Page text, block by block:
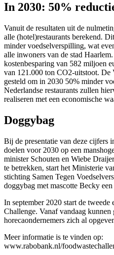
In 2030: 50%
Vanuit de resultaten uit de
alle (hotel)restaurants berekend.
minder voedselverspilling, wat
alle inwoners van de stad
kostenbesparing van 582 miljoen
van 121.000 ton CO2-uitstoot. De
gesteld om in 2030 50% minder
Nederlandse restaurants zullen
realiseren met een economische
Doggybag
Bij de presentatie van deze cijfers
doelen voor 2030 op een
minister Schouten en Wiebe
te betrekken, start het Ministerie
stichting Samen Tegen
doggybag met mascotte Becky
In september 2020 start de tweede
Challenge. Vanaf vandaag kunnen
horecaondernemers zich al
Meer informatie is te vinden op:
www.rabobank.nl/